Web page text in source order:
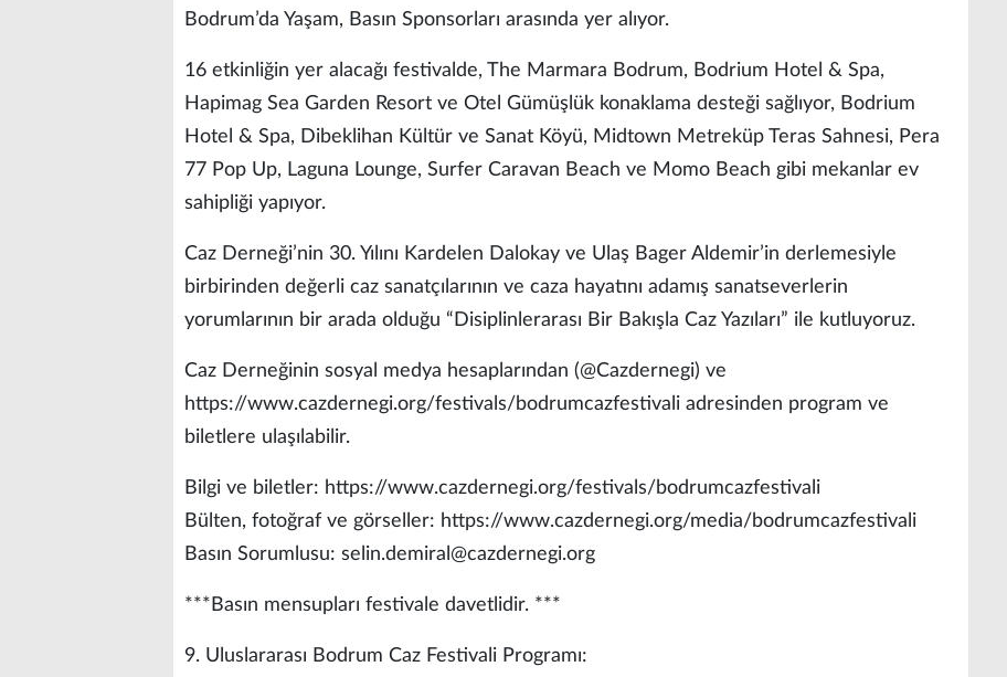
Bodrum’da Yaşam, Basın Sponsorları arasında yer alıyor.
16 etkinliğin yer alacağı festivalde, The Marmara Bodrum, Bodrium Hotel & Spa,
Hapimag Sea Garden Resort ve Otel Gümüşlük konaklama desteği sağlıyor, Bodrium
Hotel & Spa, Dibeklihan Kültür ve Sanat Köyü, Midtown Metreküp Teras Sahnesi, Pera
77 Pop Up, Laguna Lounge, Surfer Caravan Beach ve Momo Beach gibi mekanlar ev
sahipliği yapıyor.
Caz Derneği’nin 30. Yılını Kardelen Dalokay ve Ulaş Bager Aldemir’in derlemesiyle
birbirinden değerli caz sanatçılarının ve caza hayatını adamış sanatseverlerin
yorumlarının bir arada olduğu “Disiplinlerarası Bir Bakışla Caz Yazıları” ile kutluyoruz.
Caz Derneğinin sosyal medya hesaplarından (@Cazdernegi) ve
https://www.cazdernegi.org/festivals/bodrumcazfestivali adresinden program ve
biletlere ulaşılabilir.
Bilgi ve biletler: https://www.cazdernegi.org/festivals/bodrumcazfestivali
Bülten, fotoğraf ve görseller: https://www.cazdernegi.org/media/bodrumcazfestivali
Basın Sorumlusu: selin.demiral@cazdernegi.org
***Basın mensupları festivale davetlidir. ***
9. Uluslararası Bodrum Caz Festivali Programı: